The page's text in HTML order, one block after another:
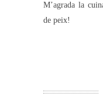
M’agrada la
de peix!